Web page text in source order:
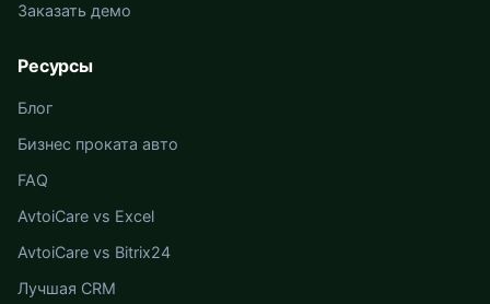
Заказать демо
Ресурсы
Блог
Бизнес проката авто
FAQ
AvtoiCare vs Excel
AvtoiCare vs Bitrix24
Лучшая CRM